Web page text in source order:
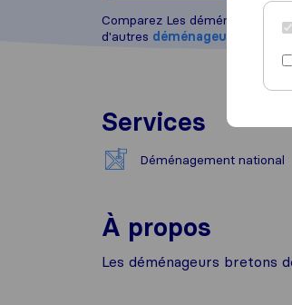
Comparez Les déménageurs
d'autres déménageurs
Services
Déménagement national
À propos
Les déménageurs bretons